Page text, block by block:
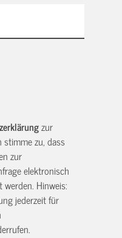
zur
stimme zu, dass
zur
elektronisch
Hinweis:
jederzeit für